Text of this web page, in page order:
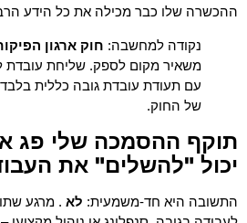
ההכשרה שלו כבר מכילה את כל הידע
נקודה למחשבה: חוק ארגון
משאיר מקום לספק. שליחת עובדת
עם תעודת עובדת גובה כללית
של החוק.
תוקף ההסמכה שלי פג
יכול "להשלים" את
התשובה היא חד-משמעית: לא . מרגע